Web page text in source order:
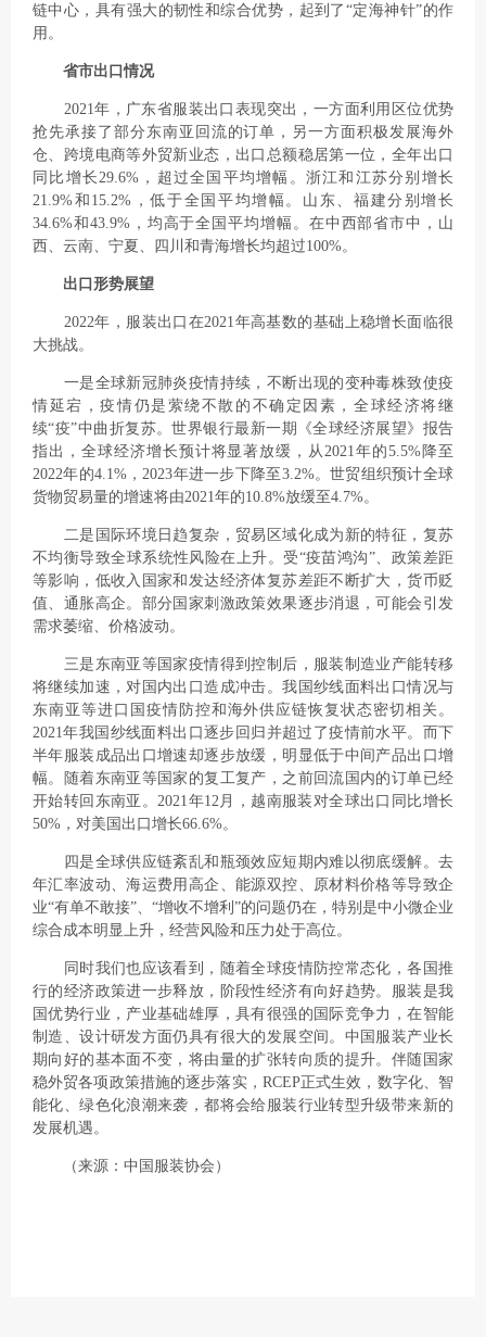
链中心，具有强大的韧性和综合优势，起到了“定海神针”的作
用。
省市出口情况
2021年，广东省服装出口表现突出，一方面利用区位优势
抢先承接了部分东南亚回流的订单，另一方面积极发展海外
仓、跨境电商等外贸新业态，出口总额稳居第一位，全年出口
同比增长29.6%，超过全国平均增幅。浙江和江苏分别增长
21.9%和15.2%，低于全国平均增幅。山东、福建分别增长
34.6%和43.9%，均高于全国平均增幅。在中西部省市中，山
西、云南、宁夏、四川和青海增长均超过100%。
出口形势展望
2022年，服装出口在2021年高基数的基础上稳增长面临很
大挑战。
一是全球新冠肺炎疫情持续，不断出现的变种毒株致使疫
情延宕，疫情仍是萦绕不散的不确定因素，全球经济将继
续“疫”中曲折复苏。世界银行最新一期《全球经济展望》报告
指出，全球经济增长预计将显著放缓，从2021年的5.5%降至
2022年的4.1%，2023年进一步下降至3.2%。世贸组织预计全球
货物贸易量的增速将由2021年的10.8%放缓至4.7%。
二是国际环境日趋复杂，贸易区域化成为新的特征，复苏
不均衡导致全球系统性风险在上升。受“疫苗鸿沟”、政策差距
等影响，低收入国家和发达经济体复苏差距不断扩大，货币贬
值、通胀高企。部分国家刺激政策效果逐步消退，可能会引发
需求萎缩、价格波动。
三是东南亚等国家疫情得到控制后，服装制造业产能转移
将继续加速，对国内出口造成冲击。我国纱线面料出口情况与
东南亚等进口国疫情防控和海外供应链恢复状态密切相关。
2021年我国纱线面料出口逐步回归并超过了疫情前水平。而下
半年服装成品出口增速却逐步放缓，明显低于中间产品出口增
幅。随着东南亚等国家的复工复产，之前回流国内的订单已经
开始转回东南亚。2021年12月，越南服装对全球出口同比增长
50%，对美国出口增长66.6%。
四是全球供应链紊乱和瓶颈效应短期内难以彻底缓解。去
年汇率波动、海运费用高企、能源双控、原材料价格等导致企
业“有单不敢接”、“增收不增利”的问题仍在，特别是中小微企业
综合成本明显上升，经营风险和压力处于高位。
同时我们也应该看到，随着全球疫情防控常态化，各国推
行的经济政策进一步释放，阶段性经济有向好趋势。服装是我
国优势行业，产业基础雄厚，具有很强的国际竞争力，在智能
制造、设计研发方面仍具有很大的发展空间。中国服装产业长
期向好的基本面不变，将由量的扩张转向质的提升。伴随国家
稳外贸各项政策措施的逐步落实，RCEP正式生效，数字化、智
能化、绿色化浪潮来袭，都将会给服装行业转型升级带来新的
发展机遇。
（来源：中国服装协会）